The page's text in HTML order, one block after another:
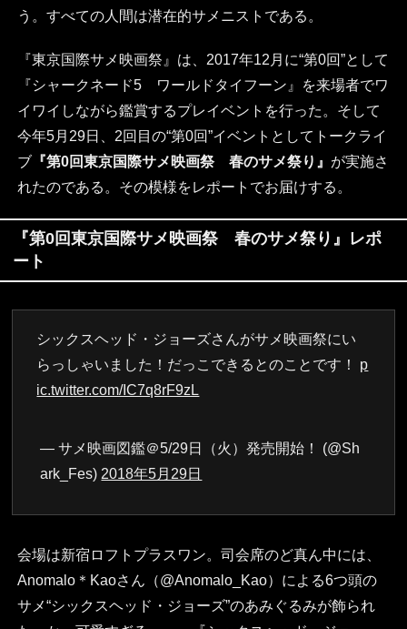
う。すべての人間は潜在的サメニストである。
『東京国際サメ映画祭』は、2017年12月に“第0回”として
『シャークネード5 ワールドタイフーン』を来場者でワ
イワイしながら鑑賞するプレイベントを行った。そして
今年5月29日、2回目の“第0回”イベントとしてトークライ
ブ『第0回東京国際サメ映画祭 春のサメ祭り』 が実施さ
れたのである。その模様をレポートでお届けする。
『第0回東京国際サメ映画祭 春のサメ祭り』レポ
ート
シックスヘッド・ジョーズさんがサメ映画祭にい
らっしゃいました！だっこできるとのことです！ p
ic.twitter.com/IC7q8rF9zL
— サメ映画図鑑＠5/29日（火）発売開始！ (@Sh
ark_Fes) 2018年5月29日
会場は新宿ロフトプラスワン。司会席のど真ん中には、
Anomalo＊Kaoさん（@Anomalo_Kao）による6つ頭の
サメ“シックスヘッド・ジョーズ”のあみぐるみが飾られ